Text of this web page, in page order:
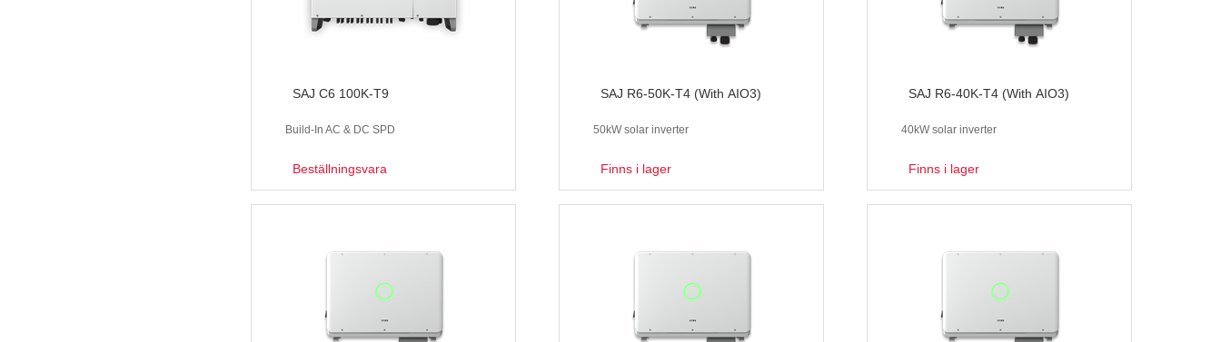
SAJ C6 100K-T9
Build-In AC & DC SPD
Beställningsvara
SAJ R6-50K-T4 (With AIO3)
50kW solar inverter
Finns i lager
SAJ R6-40K-T4 (With AIO3)
40kW solar inverter
Finns i lager